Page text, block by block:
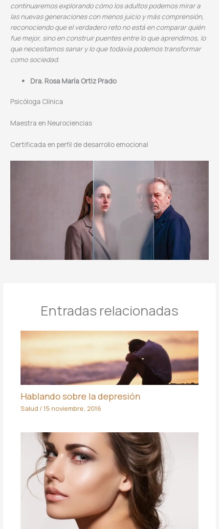
continuaremos explorando cómo los adultos podemos mirar a
las nuevas generaciones con menos juicio y más comprensión,
reconociendo que el verdadero reto no está en comparar quién
fue mejor, sino en construir puentes entre lo que aprendimos, lo
que necesitamos sanar y lo que todavía podemos transformar
como sociedad.
Dra. Rosa María Ortiz Prado
Psicóloga Clínica
Maestra en Neurociencias
Certificada en perfil de desarrollo emocional
Entradas relacionadas
Hablando sobre la depresión
Salud / 15 noviembre, 2016